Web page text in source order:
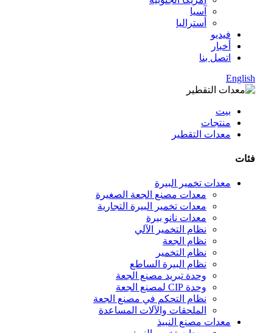
آسيا
أستراليا
فيديو
أخبار
اتصل بنا
English
بيت
منتجات
معدات التقطير
فئات
معدات تخمير البيرة
معدات مصنع الجعة الصغيرة
معدات تخمير البيرة التجارية
معدات نانو بيرة
نظام التخمير الآلي
نظام الجعة
نظام التخمير
نظام البيرة الساطع
وحدة تبريد مصنع الجعة
وحدة CIP لمصنع الجعة
نظام التحكم في مصنع الجعة
الملحقات والآلات المساعدة
معدات مصنع النبيذ